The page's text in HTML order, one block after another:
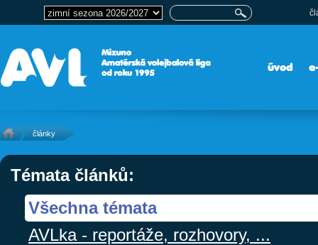
úvod
články
Témata článků:
Všechna témata
AVLka - reportáže, rozhovory, ...